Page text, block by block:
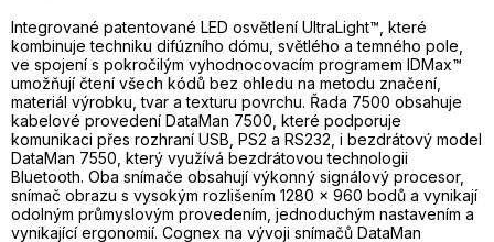
Integrované patentované LED osvětlení UltraLight™, které
kombinuje techniku difúzního dómu, světlého a temného pole,
ve spojení s pokročilým vyhodnocovacím programem IDMax™
umožňují čtení všech kódů bez ohledu na metodu značení,
materiál výrobku, tvar a texturu povrchu. Řada 7500 obsahuje
kabelové provedení DataMan 7500, které podporuje
komunikaci přes rozhraní USB, PS2 a RS232, i bezdrátový model
DataMan 7550, který využívá bezdrátovou technologii
Bluetooth. Oba snímače obsahují výkonný signálový procesor,
snímač obrazu s vysokým rozlišením 1280 x 960 bodů a vynikají
odolným průmyslovým provedením, jednoduchým nastavením a
vynikající ergonomií. Cognex na vývoji snímačů DataMan